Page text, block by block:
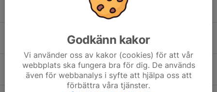
Reseräkningar 2025
17 okt 2025 0
4 jul 2025 7
Godkänn kakor
Vi använder oss av kakor (cookies) för att vår
webbplats ska fungera bra för dig. De används
även för webbanalys i syfte att hjälpa oss att
förbättra våra tjänster.